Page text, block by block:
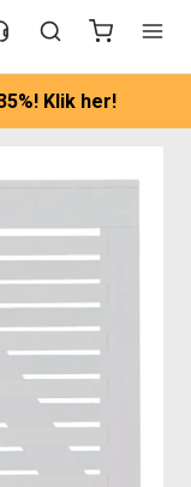
Klik her!